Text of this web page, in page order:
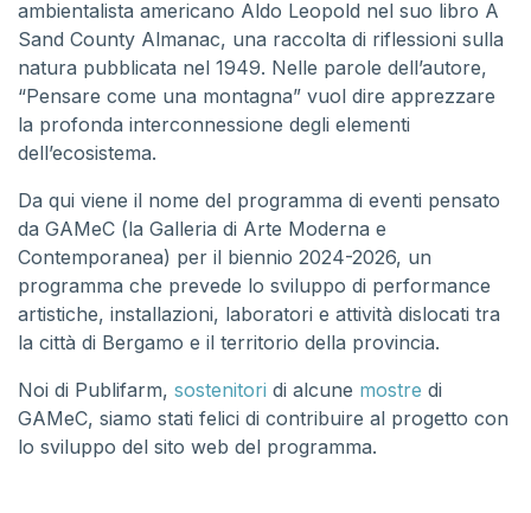
ambientalista americano Aldo Leopold nel suo libro A
Sand County Almanac, una raccolta di riflessioni sulla
natura pubblicata nel 1949. Nelle parole dell’autore,
“Pensare come una montagna” vuol dire apprezzare
la profonda interconnessione degli elementi
dell’ecosistema.
Da qui viene il nome del programma di eventi pensato
da GAMeC (la Galleria di Arte Moderna e
Contemporanea) per il biennio 2024-2026, un
programma che prevede lo sviluppo di performance
artistiche, installazioni, laboratori e attività dislocati tra
la città di Bergamo e il territorio della provincia.
Noi di Publifarm, sostenitori di alcune mostre di
GAMeC, siamo stati felici di contribuire al progetto con
lo sviluppo del sito web del programma.